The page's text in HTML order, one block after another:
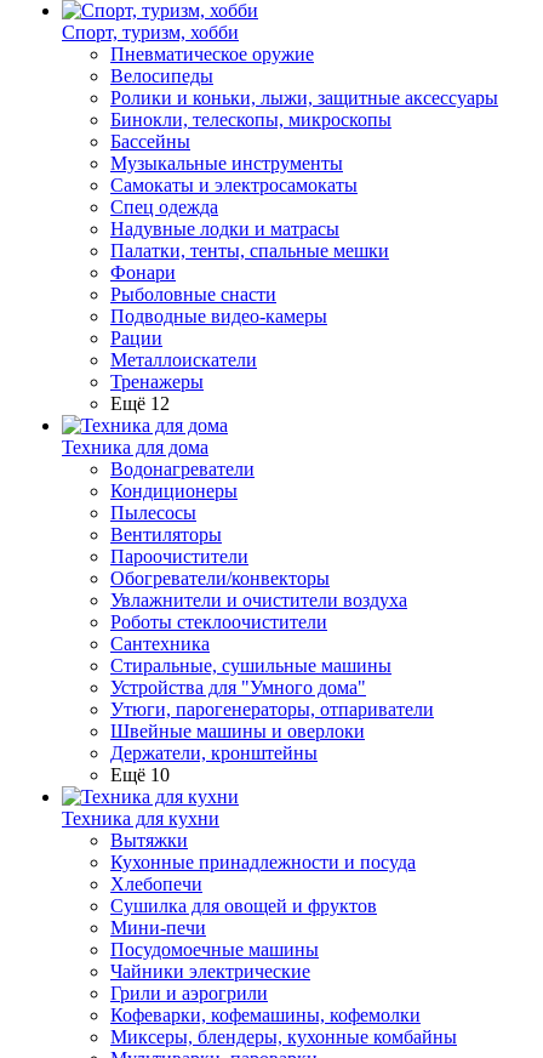
Спорт, туризм, хобби
Пневматическое оружие
Велосипеды
Ролики и коньки, лыжи, защитные аксессуары
Бинокли, телескопы, микроскопы
Бассейны
Музыкальные инструменты
Самокаты и электросамокаты
Спец одежда
Надувные лодки и матрасы
Палатки, тенты, спальные мешки
Фонари
Рыболовные снасти
Подводные видео-камеры
Рации
Металлоискатели
Тренажеры
Ещё 12
Техника для дома
Водонагреватели
Кондиционеры
Пылесосы
Вентиляторы
Пароочистители
Обогреватели/конвекторы
Увлажнители и очистители воздуха
Роботы стеклоочистители
Сантехника
Стиральные, сушильные машины
Устройства для "Умного дома"
Утюги, парогенераторы, отпариватели
Швейные машины и оверлоки
Держатели, кронштейны
Ещё 10
Техника для кухни
Вытяжки
Кухонные принадлежности и посуда
Хлебопечи
Сушилка для овощей и фруктов
Мини-печи
Посудомоечные машины
Чайники электрические
Грили и аэрогрили
Кофеварки, кофемашины, кофемолки
Миксеры, блендеры, кухонные комбайны